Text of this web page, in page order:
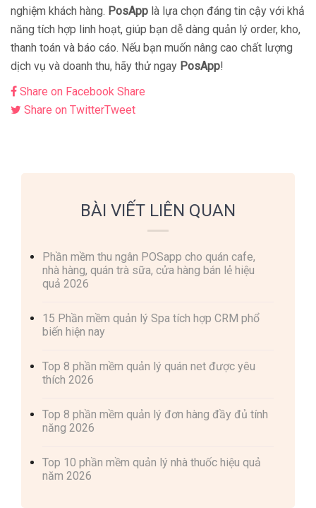
nghiệm khách hàng. PosApp là lựa chọn đáng tin cậy với khả
năng tích hợp linh hoạt, giúp bạn dễ dàng quản lý order, kho,
thanh toán và báo cáo. Nếu bạn muốn nâng cao chất lượng
dịch vụ và doanh thu, hãy thử ngay PosApp!
Share on Facebook Share
Share on TwitterTweet
BÀI VIẾT LIÊN QUAN
Phần mềm thu ngân POSapp cho quán cafe,
nhà hàng, quán trà sữa, cửa hàng bán lẻ hiệu
quả 2026
15 Phần mềm quản lý Spa tích hợp CRM phổ
biến hiện nay
Top 8 phần mềm quản lý quán net được yêu
thích 2026
Top 8 phần mềm quản lý đơn hàng đầy đủ tính
năng 2026
Top 10 phần mềm quản lý nhà thuốc hiệu quả
năm 2026